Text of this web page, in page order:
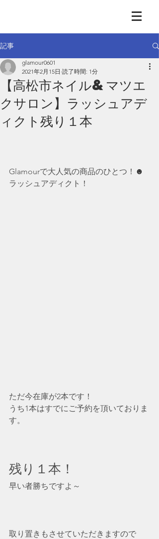
記事
【高松市ネイル&マツエ
クサロン】ラッシュアデ
ィクト残り１本
glamour0601
2021年2月15日 読了時間: 1分
Glamourで大人気の商品のひとつ！ ☻
ラッシュアディクト！
ただ今在庫が2本です！
うち1本はすでにご予約を頂いておりま
す。
残り１本！
早い者勝ちですよ～
取り置きもさせていただきますので